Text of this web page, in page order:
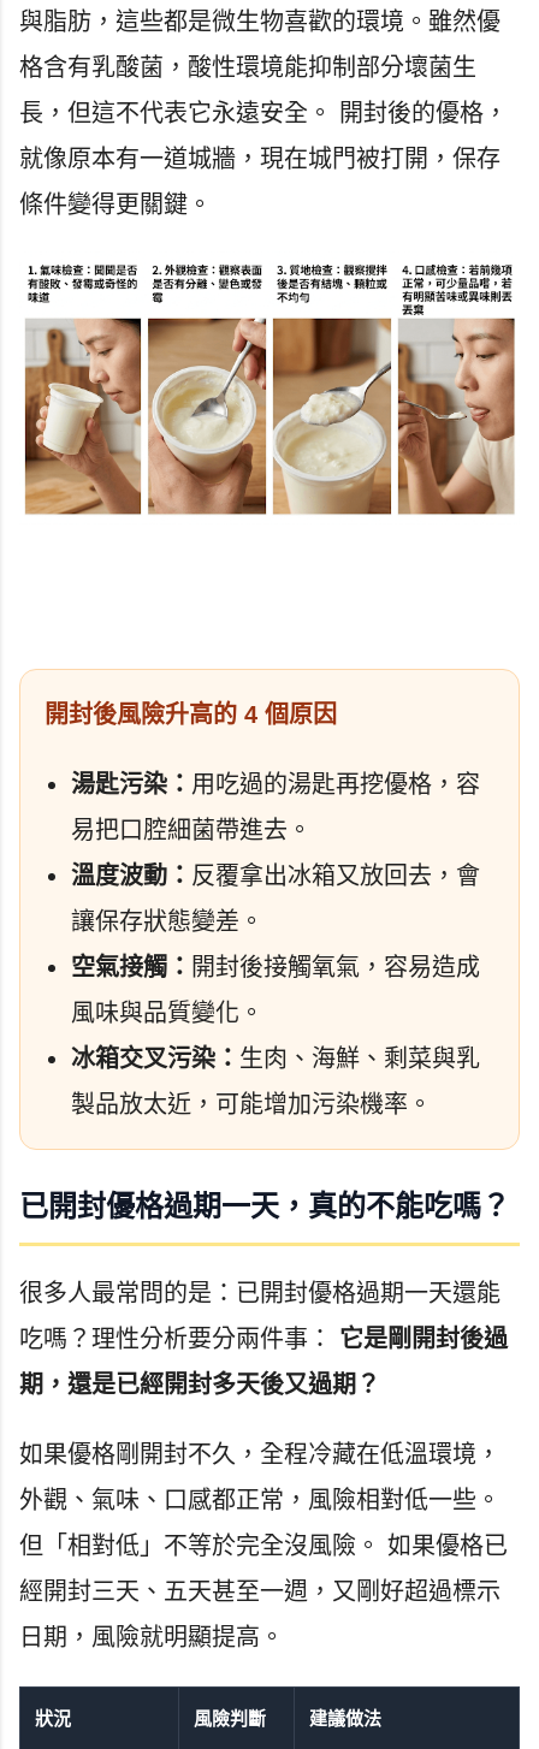
與脂肪，這些都是微生物喜歡的環境。雖然優
格含有乳酸菌，酸性環境能抑制部分壞菌生
長，但這不代表它永遠安全。 開封後的優格，
就像原本有一道城牆，現在城門被打開，保存
條件變得更關鍵。
開封後風險升高的 4 個原因
湯匙污染： 用吃過的湯匙再挖優格，容
易把口腔細菌帶進去。
溫度波動： 反覆拿出冰箱又放回去，會
讓保存狀態變差。
空氣接觸： 開封後接觸氧氣，容易造成
風味與品質變化。
冰箱交叉污染： 生肉、海鮮、剩菜與乳
製品放太近，可能增加污染機率。
已開封優格過期一天，真的不能吃嗎？
很多人最常問的是：已開封優格過期一天還能
吃嗎？理性分析要分兩件事： 它是剛開封後過
期，還是已經開封多天後又過期？
如果優格剛開封不久，全程冷藏在低溫環境，
外觀、氣味、口感都正常，風險相對低一些。
但「相對低」不等於完全沒風險。 如果優格已
經開封三天、五天甚至一週，又剛好超過標示
日期，風險就明顯提高。
狀況 風險判斷 建議做法